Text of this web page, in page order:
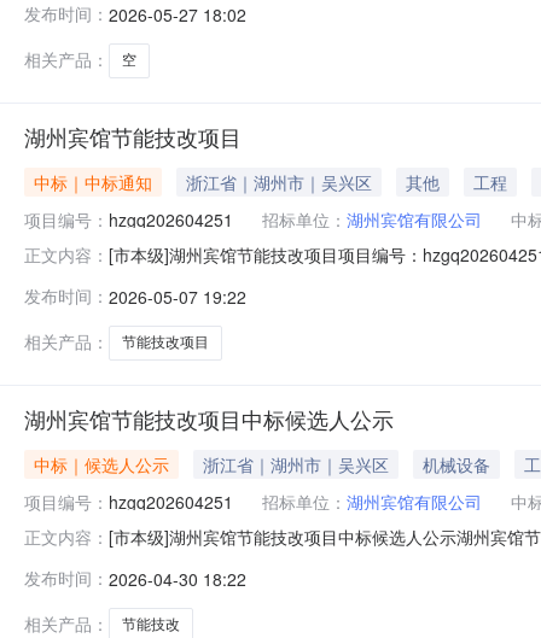
竞争性存放项目工作，欢迎符合条件的银行机构参加投
hzgq2026052
发布时间： 2026-05-27 18:02
相关产品：
空
湖州宾馆节能技改项目
中标｜中标通知 浙江省｜湖州市｜吴兴区 其他
工程
项目编号： hzgq202604251 招标单位： 湖州宾馆有限公司
中
正文内容： [市本级]湖州宾馆节能技改项目项目编号：
州市绿色采购服务平台其他说明：/
发布时间： 2026-05-07 19:22
相关产品：
节能技改项目
湖州宾馆节能技改项目中标候选人公示
中标｜候选人公示 浙江省｜湖州市｜吴兴区 机械设备
项目编号： hzgq202604251 招标单位： 湖州宾馆有限公司
中
正文内容： [市本级]湖州宾馆节能技改项目中标候选人公示湖州宾馆
司11856702杭州梅迎环保科技有限公司11593253杭州
发布时间： 2026-04-30 18:22
相关产品：
节能技改